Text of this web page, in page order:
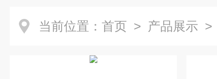
当前位置： 首页 > 产品展示